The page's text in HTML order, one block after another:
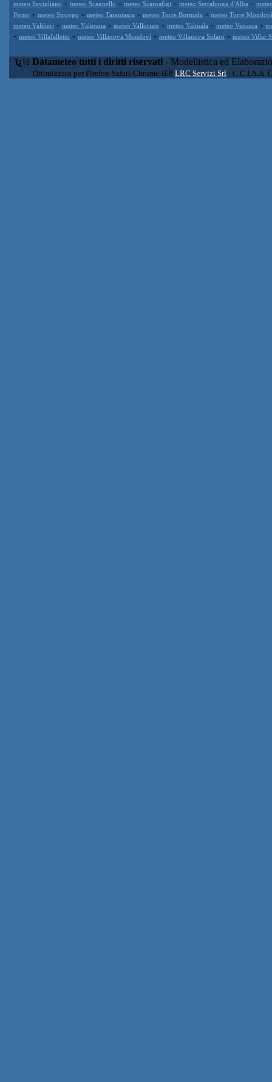
meteo Savigliano - meteo Scagnello - meteo Scarnafigi - meteo Serralunga d'Alba -
Perno - meteo Stroppo - meteo Tarantasca - meteo Torre Bormida - meteo Torre Mondovì
meteo Valdieri - meteo Valgrana - meteo Valloriate - meteo Valmala - meteo Venasca -
- meteo Villafalletto - meteo Villanova Mondovì - meteo Villanova Solaro - meteo Villar
ï¿½ Datameteo tutti i diritti riservati - Modellistica ed
Ottimizzato per Firefox-Safari-Chrome-IE8 LRC Servizi Srl - C.C.I.A.A.